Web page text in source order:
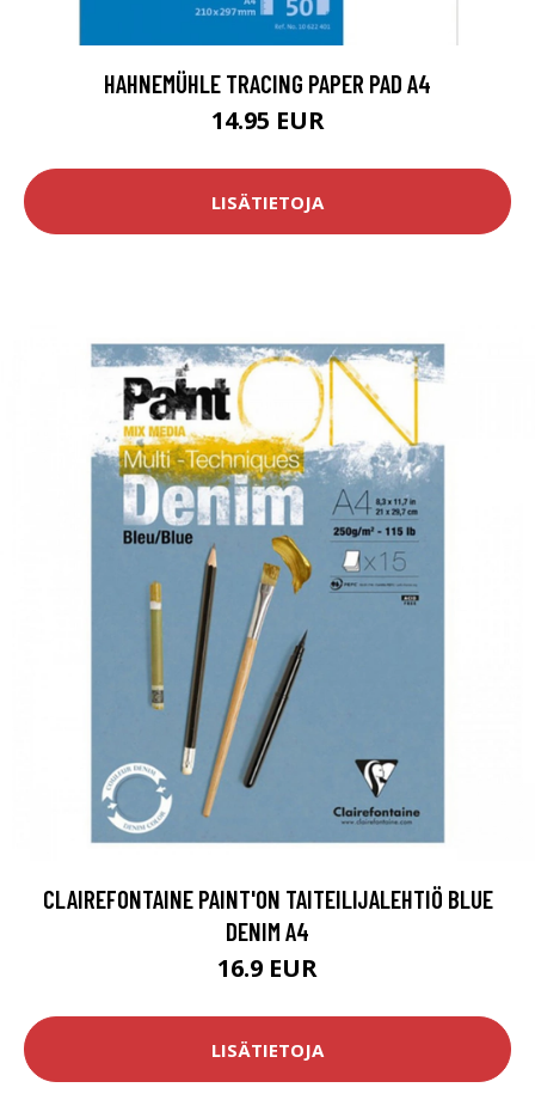
HAHNEMÜHLE TRACING PAPER PAD A4
14.95 EUR
LISÄTIETOJA
CLAIREFONTAINE PAINT'ON TAITEILIJALEHTIÖ BLUE
DENIM A4
16.9 EUR
LISÄTIETOJA